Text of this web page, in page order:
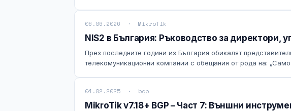
06.06.2026 · MikroTik
NIS2 в България: Ръководство за директори,
През последните години из България обикалят
телекомуникационни компании с обещания от рода на:
04.02.2025 · bgp
MikroTik v7.18+ BGP – Част 7: Външни